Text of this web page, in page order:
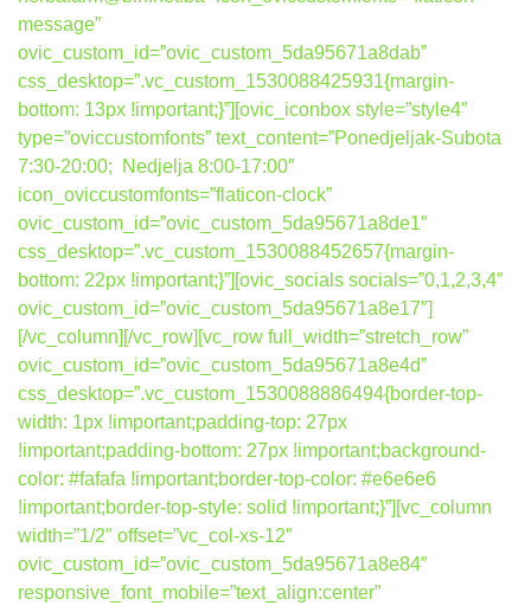
message”
ovic_custom_id=”ovic_custom_5da95671a8dab”
css_desktop=”.vc_custom_1530088425931{margin-
bottom: 13px !important;}”][ovic_iconbox style=”style4″
type=”oviccustomfonts” text_content=”Ponedjeljak-Subota
7:30-20:00; Nedjelja 8:00-17:00″
icon_oviccustomfonts=”flaticon-clock”
ovic_custom_id=”ovic_custom_5da95671a8de1″
css_desktop=”.vc_custom_1530088452657{margin-
bottom: 22px !important;}”][ovic_socials socials=”0,1,2,3,4″
ovic_custom_id=”ovic_custom_5da95671a8e17″]
[/vc_column][/vc_row][vc_row full_width=”stretch_row”
ovic_custom_id=”ovic_custom_5da95671a8e4d”
css_desktop=”.vc_custom_1530088886494{border-top-
width: 1px !important;padding-top: 27px
!important;padding-bottom: 27px !important;background-
color: #fafafa !important;border-top-color: #e6e6e6
!important;border-top-style: solid !important;}”][vc_column
width=”1/2″ offset=”vc_col-xs-12″
ovic_custom_id=”ovic_custom_5da95671a8e84″
responsive_font_mobile=”text_align:center”